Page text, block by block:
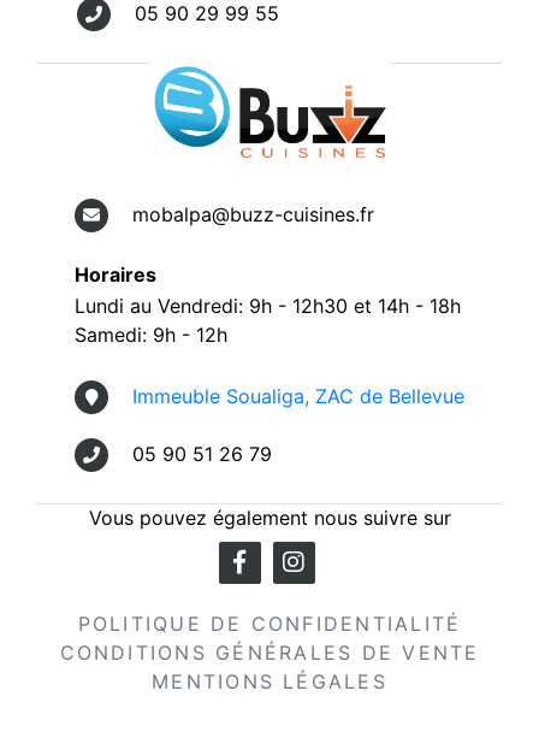
05 90 29 99 55
mobalpa@buzz-cuisines.fr
Horaires
Lundi au Vendredi: 9h - 12h30 et 14h - 18h
Samedi: 9h - 12h
Immeuble Soualiga, ZAC de Bellevue
05 90 51 26 79
Vous pouvez également nous suivre sur
POLITIQUE DE CONFIDENTIALITÉ
CONDITIONS GÉNÉRALES DE VENTE
MENTIONS LÉGALES